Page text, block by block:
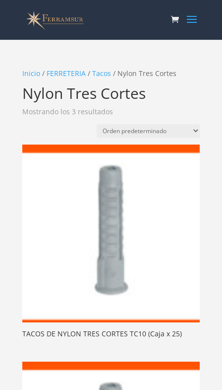
Inicio/ FERRETERIA/ Tacos / Nylon Tres Cortes
Nylon Tres Cortes
Mostrando los 3 resultados
TACOS DE NYLON TRES CORTES TC10 (Caja x 25)